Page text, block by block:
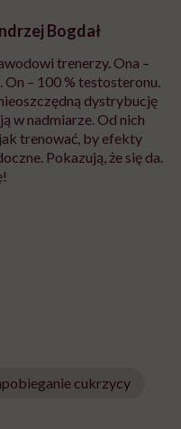
Bogdał
trenerzy. Ona –
– 100 % testosteronu.
dystrybucję
w nadmiarze. Od nich
trenować, by efekty
Pokazują, że się da.
cukrzycy